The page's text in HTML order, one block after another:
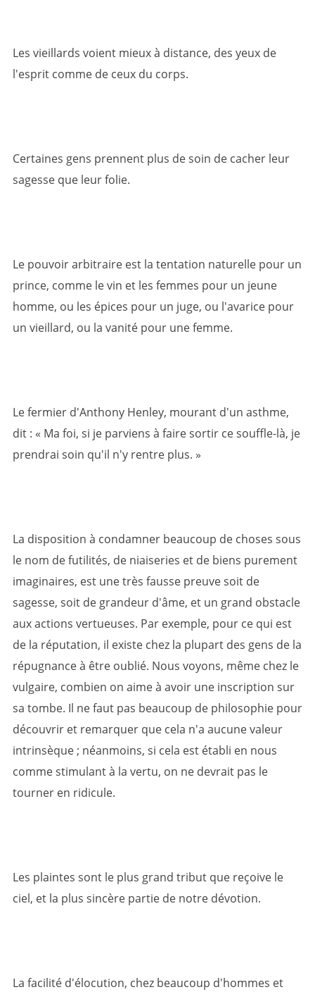
Les vieillards voient mieux à distance, des yeux de
l'esprit comme de ceux du corps.
Certaines gens prennent plus de soin de cacher leur
sagesse que leur folie.
Le pouvoir arbitraire est la tentation naturelle pour un
prince, comme le vin et les femmes pour un jeune
homme, ou les épices pour un juge, ou l'avarice pour
un vieillard, ou la vanité pour une femme.
Le fermier d'Anthony Henley, mourant d'un asthme,
dit : « Ma foi, si je parviens à faire sortir ce souffle-là, je
prendrai soin qu'il n'y rentre plus. »
La disposition à condamner beaucoup de choses sous
le nom de futilités, de niaiseries et de biens purement
imaginaires, est une très fausse preuve soit de
sagesse, soit de grandeur d'âme, et un grand obstacle
aux actions vertueuses. Par exemple, pour ce qui est
de la réputation, il existe chez la plupart des gens de la
répugnance à être oublié. Nous voyons, même chez le
vulgaire, combien on aime à avoir une inscription sur
sa tombe. Il ne faut pas beaucoup de philosophie pour
découvrir et remarquer que cela n'a aucune valeur
intrinsèque ; néanmoins, si cela est établi en nous
comme stimulant à la vertu, on ne devrait pas le
tourner en ridicule.
Les plaintes sont le plus grand tribut que reçoive le
ciel, et la plus sincère partie de notre dévotion.
La facilité d'élocution, chez beaucoup d'hommes et